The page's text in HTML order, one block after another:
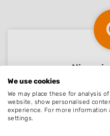
Nieuw
Herder Dienstverl..
Slootdorp, Noord-Holland
We use cookies
We may place these for analysis
website, show personalised
experience. For more
settings.